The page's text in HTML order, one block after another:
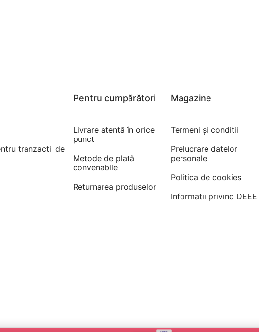
tranzactii de
Pentru cumpărători
Livrare atentă în orice
punct
Metode de plată
convenabile
Returnarea produselor
Magazine
Termeni şi condiţii
Prelucrare datelor
personale
Politica de cookies
Informatii privind DEEE